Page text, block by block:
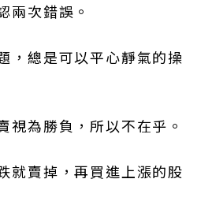
兩次錯誤。
，總是可以平心靜氣的操
視為勝負，所以不在乎。
就賣掉，再買進上漲的股